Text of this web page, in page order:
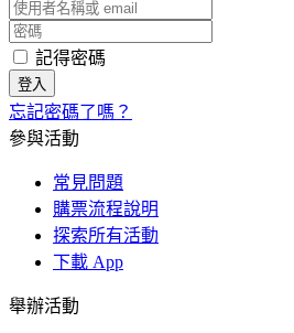
記得密碼
忘記密碼了嗎？
參與活動
常見問題
購票流程說明
探索所有活動
下載 App
舉辦活動